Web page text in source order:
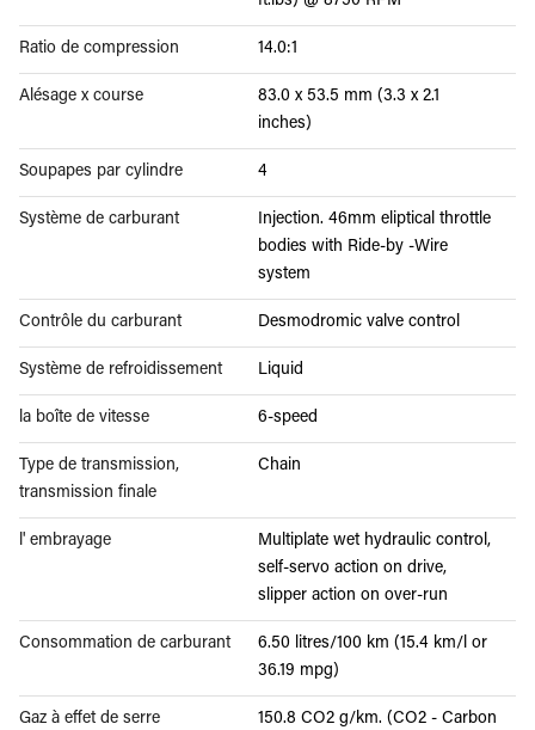
Ratio de compression 14.0:1
Alésage x course
83.0 x 53.5 mm (3.3 x 2.1
inches)
Soupapes par cylindre 4
Système de carburant
Injection. 46mm eliptical throttle
bodies with Ride-by -Wire
system
Contrôle du carburant Desmodromic valve control
Système de refroidissement Liquid
la boîte de vitesse 6-speed
Type de transmission,
transmission finale
Chain
l' embrayage
Multiplate wet hydraulic control,
self-servo action on drive,
slipper action on over-run
Consommation de carburant
6.50 litres/100 km (15.4 km/l or
36.19 mpg)
Gaz à effet de serre 150.8 CO2 g/km. (CO2 - Carbon